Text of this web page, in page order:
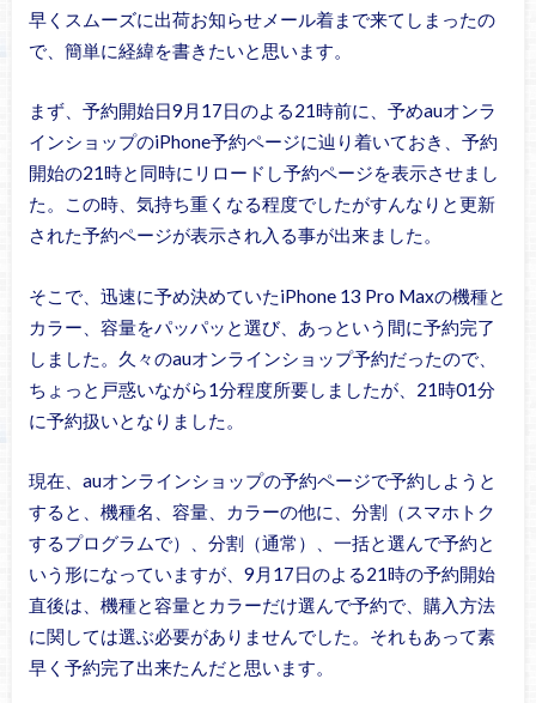
早くスムーズに出荷お知らせメール着まで来てしまったの
で、簡単に経緯を書きたいと思います。
まず、予約開始日9月17日のよる21時前に、予めauオンラ
インショップのiPhone予約ページに辿り着いておき、予約
開始の21時と同時にリロードし予約ページを表示させまし
た。この時、気持ち重くなる程度でしたがすんなりと更新
された予約ページが表示され入る事が出来ました。
そこで、迅速に予め決めていたiPhone 13 Pro Maxの機種と
カラー、容量をパッパッと選び、あっという間に予約完了
しました。久々のauオンラインショップ予約だったので、
ちょっと戸惑いながら1分程度所要しましたが、21時01分
に予約扱いとなりました。
現在、auオンラインショップの予約ページで予約しようと
すると、機種名、容量、カラーの他に、分割（スマホトク
するプログラムで）、分割（通常）、一括と選んで予約と
いう形になっていますが、9月17日のよる21時の予約開始
直後は、機種と容量とカラーだけ選んで予約で、購入方法
に関しては選ぶ必要がありませんでした。それもあって素
早く予約完了出来たんだと思います。